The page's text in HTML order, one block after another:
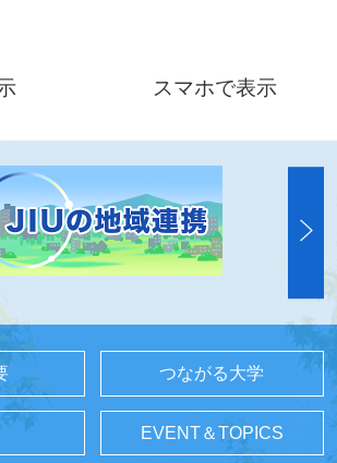
スマホで表示
つながる大学
EVENT＆TOPICS